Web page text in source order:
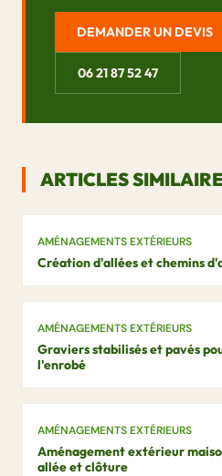
DEMANDER UN DEVIS
06 21 87 52 47
ARTICLES
AMÉNAGEMENTS EXTÉRIEURS
Création d'allées et chemins
AMÉNAGEMENTS EXTÉRIEURS
Graviers stabilisés et pavés
l'enrobé
AMÉNAGEMENTS EXTÉRIEURS
Aménagement extérieur
allée et clôture